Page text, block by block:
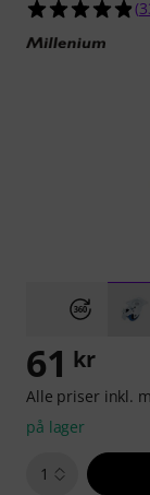
(
61 kr
Alle priser inkl.
på lager
1